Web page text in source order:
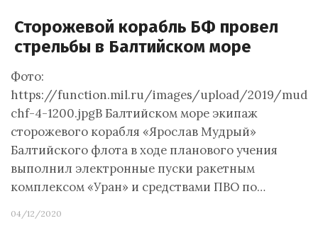
Сторожевой корабль БФ провел
стрельбы в Балтийском море
Фото:
https://function.mil.ru/images/upload/2019/
chf-4-1200.jpgВ Балтийском море экипаж
сторожевого корабля «Ярослав Мудрый»
Балтийского флота в ходе планового учения
выполнил электронные пуски ракетным
комплексом «Уран» и средствами ПВО по…
04/12/2020